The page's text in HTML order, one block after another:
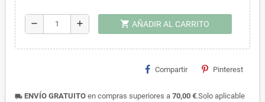
remove add shopping_cart AÑADIR AL CARRITO
Compartir Pinterest
local_shipping ENVÍO GRATUITO en compras superiores a 70,00 €.Solo aplicable